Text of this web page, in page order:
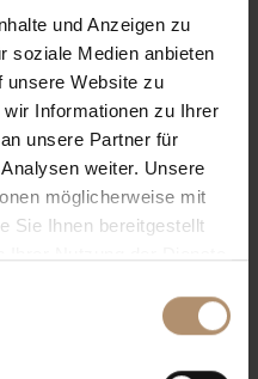
und Anzeigen zu
soziale Medien anbieten
unsere Website zu
Informationen zu Ihrer
unsere Partner für
weiter. Unsere
möglicherweise mit
Sie Ihnen bereitgestellt